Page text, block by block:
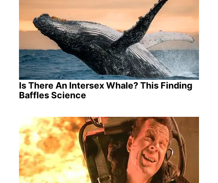
Is There An Intersex Whale? This Finding
Baffles Science